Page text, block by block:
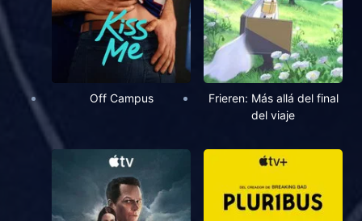
Off Campus
Frieren: Más allá del final
del viaje